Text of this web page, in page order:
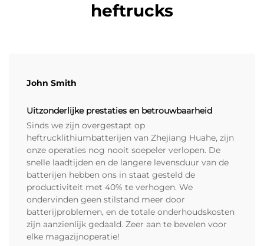
heftrucks
John Smith
Uitzonderlijke prestaties en betrouwbaarheid
Sinds we zijn overgestapt op
heftrucklithiumbatterijen van Zhejiang Huahe, zijn
onze operaties nog nooit soepeler verlopen. De
snelle laadtijden en de langere levensduur van de
batterijen hebben ons in staat gesteld de
productiviteit met 40% te verhogen. We
ondervinden geen stilstand meer door
batterijproblemen, en de totale onderhoudskosten
zijn aanzienlijk gedaald. Zeer aan te bevelen voor
elke magazijnoperatie!